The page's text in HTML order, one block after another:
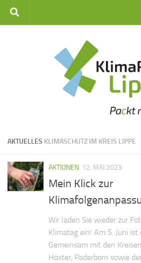
Zum Inhalt springen
AKTUELLES KLIMASCHUTZ IM KREIS LIPPE
AKTIONEN 12. MAI 2023
Mein Klick zur
Wir laden Sie wieder zur
Klimatag ein! Am 5. Juni ist
Gemeinsam mit den
Höxter, Paderborn sowie